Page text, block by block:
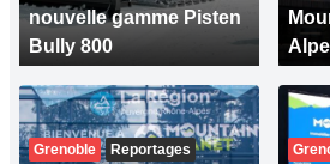
nouvelle gamme Pisten
Bully 800
Grenoble
Reportages